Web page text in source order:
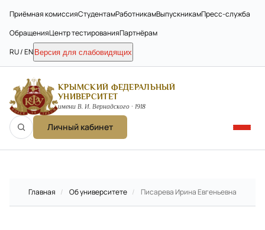
Приёмная комиссияСтудентамРаботникамВыпускникамПресс-служба
ОбращенияЦентр тестированияПартнёрам
RU / EN Версия для слабовидящих
КРЫМСКИЙ ФЕДЕРАЛЬНЫЙ
УНИВЕРСИТЕТ
имени В. И. Вернадского · 1918
Личный кабинет
Главная / Об университете / Писарева Ирина Евгеньевна